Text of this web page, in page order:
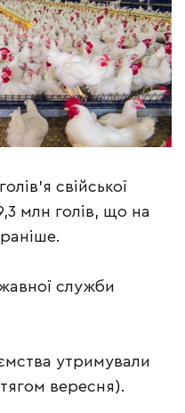
свійської
млн голів, що на
служби
утримували
вересня).